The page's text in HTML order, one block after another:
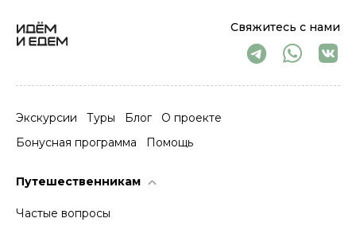
Свяжитесь с нами
Экскурсии Туры Блог
О проекте
Бонусная программа
Помощь
Путешественникам
Частые вопросы